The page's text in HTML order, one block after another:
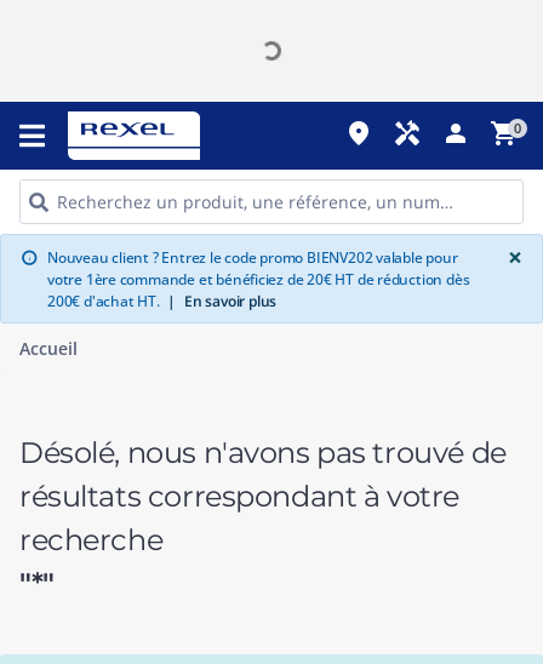
place handyman person shopping_cart0
info Nouveau client ? Entrez le code promo BIENV202 valable pour
votre 1ère commande et bénéficiez de 20€ HT de réduction dès
200€ d'achat HT. | En savoir plus
×
Accueil
Désolé, nous n'avons pas trouvé de
résultats correspondant à votre
recherche
"*"